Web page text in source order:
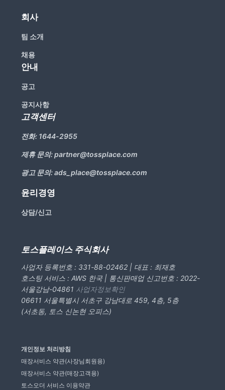
회사
팀 소개
채용
안내
공고
공지사항
고객센터
전화: 1644-2955
제휴 문의:partner@tossplace.com
광고 문의:ads_place@tossplace.com
윤리경영
상담/신고
토스플레이스 주식회사
사업자 등록번호 : 331-88-02462 | 대표 : 최재호
호스팅 서비스 : AWS 한국 | 통신판매업 신고번호 : 2022-
서울강남-04861 사업자정보확인
06611 서울특별시 서초구 강남대로 459, 4층, 5층
(서초동, 토스 신논현 오피스)
개인정보 처리방침
매장서비스 약관(사장님회원용)
매장서비스 약관(매장고객용)
토스오더 서비스 이용약관